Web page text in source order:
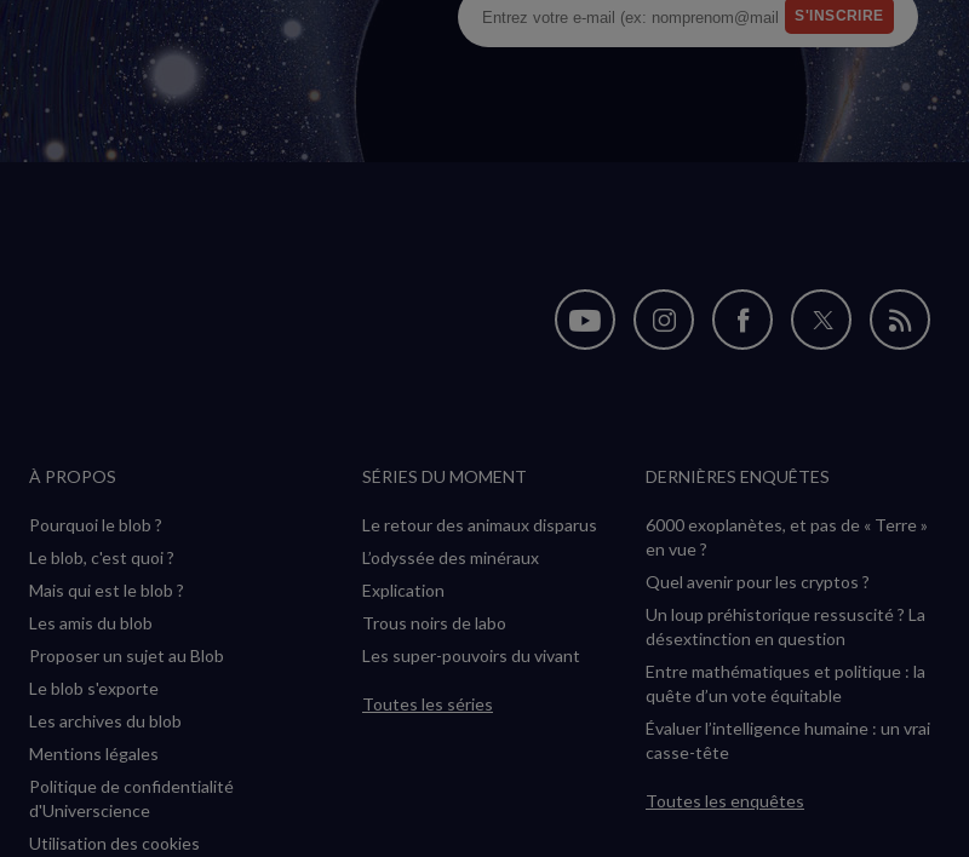
Nous
(nouvelle
fenêtre)
Nous
(nouvelle
fenêtre)
Nous
(nouvelle
fenêtre)
Nous
(nouvelle
fenêtre)
Flux
À PROPOS
Pourquoi le blob ?
Le blob, c'est quoi ?
Mais qui est le blob ?
Les amis du blob
Proposer un sujet au Blob
Le blob s'exporte
Les archives du blob
Mentions légales
Politique de confidentialité
d'Universcience
Utilisation des cookies
SÉRIES DU MOMENT
Le retour des animaux disparus
L’odyssée des minéraux
Explication
Trous noirs de labo
Les super-pouvoirs du vivant
Toutes les séries
DERNIÈRES ENQUÊTES
6000 exoplanètes, et pas de « Terre »
en vue ?
Quel avenir pour les cryptos ?
Un loup préhistorique ressuscité ? La
désextinction en question
Entre mathématiques et politique : la
quête d’un vote équitable
Évaluer l’intelligence humaine : un vrai
casse-tête
Toutes les enquêtes